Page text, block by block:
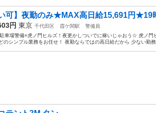
い可】夜勤のみ★MAX高日給15,691円★19
円 東京 千代田区 霞ケ関駅
警備員
場警備×虎ノ門ヒルズ！夜更かしついでに稼いじゃおう☆ 虎ノ門
のシンプル業務をお任せ！ 夜勤ならではの高日給だから 少ない勤